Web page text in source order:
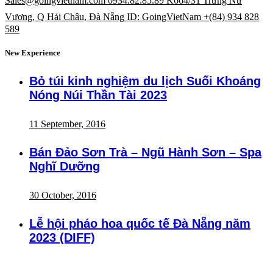
Vương, Q Hải Châu, Đà Nẵng ID: GoingVietNam +(84) 934 828
589
New Experience
Bỏ túi kinh nghiệm du lịch Suối Khoáng
Nóng Núi Thần Tài 2023
11 September, 2016
Bán Đảo Sơn Trà – Ngũ Hành Sơn – Spa
Nghĩ Dưỡng
30 October, 2016
Lễ hội pháo hoa quốc tế Đà Nẵng năm
2023 (DIFF)